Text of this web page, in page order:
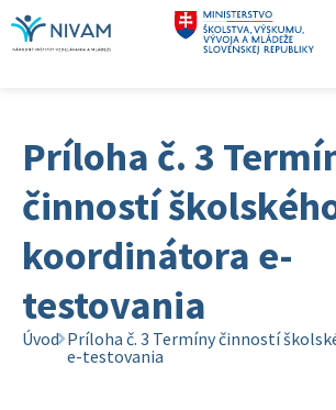
Príloha č. 3
činností
koordinátora e-
testovania
Úvod Príloha č. 3 Termíny činností
e-testovania